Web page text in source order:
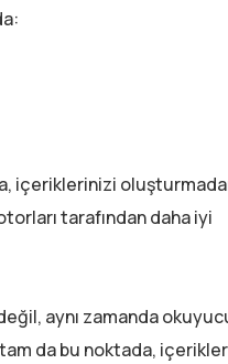
içeriklerinizi
tarafından daha iyi
aynı zamanda
da bu noktada,